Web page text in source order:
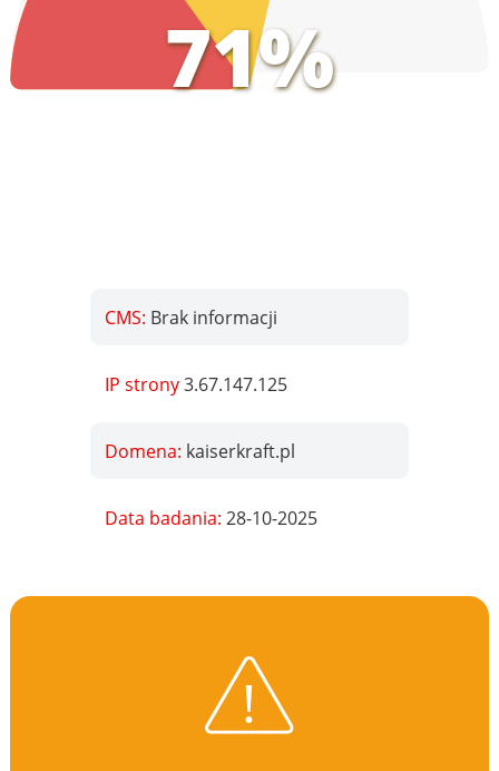
71%
CMS: Brak informacji
IP strony3.67.147.125
Domena: kaiserkraft.pl
Data badania:28-10-2025